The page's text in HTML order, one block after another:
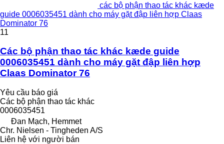
các bộ phận thao tác khác kæde
guide 0006035451 dành cho máy gặt đập liên hợp Claas
Dominator 76
11
Các bộ phận thao tác khác kæde guide
0006035451 dành cho máy gặt đập liên hợp
Claas Dominator 76
Yêu cầu báo giá
Các bộ phận thao tác khác
0006035451
Đan Mạch, Hemmet
Chr. Nielsen - Tingheden A/S
Liên hệ với người bán